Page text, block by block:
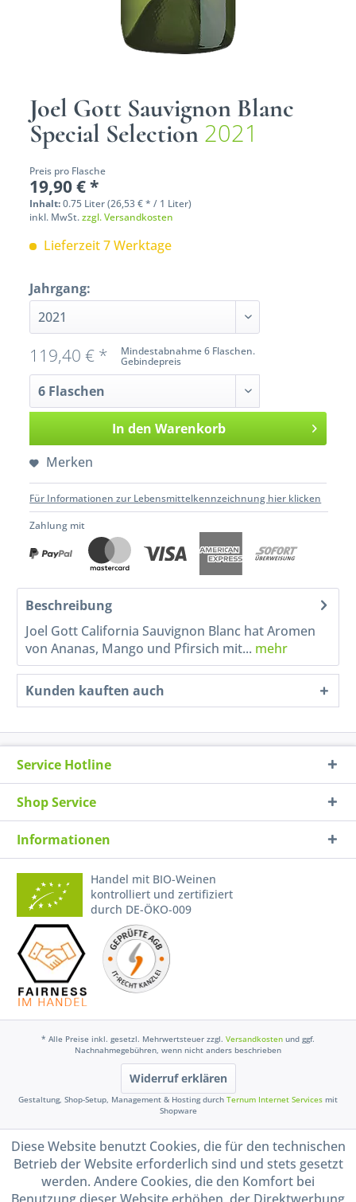
Joel Gott Sauvignon Blanc
Special Selection 2021
Preis pro Flasche
19,90 € *
Inhalt:0.75 Liter (26,53 € * / 1 Liter)
inkl. MwSt.zzgl. Versandkosten
Lieferzeit 7 Werktage
Jahrgang:
Mindestabnahme 6 Flaschen.
Gebindepreis
119,40 € *
In den Warenkorb
Merken
Für Informationen zur Lebensmittelkennzeichnung hier klicken
Zahlung mit
Beschreibung
Joel Gott California Sauvignon Blanc hat Aromen
von Ananas, Mango und Pfirsich mit... mehr
Kunden kauften auch
Service Hotline
Shop Service
Informationen
Handel mit BIO-Weinen
kontrolliert und zertifiziert
durch DE-ÖKO-009
* Alle Preise inkl. gesetzl. Mehrwertsteuer zzgl. Versandkosten und ggf.
Nachnahmegebühren, wenn nicht anders beschrieben
Widerruf erklären
Gestaltung, Shop-Setup, Management & Hosting durch Ternum Internet Services mit
Shopware
Diese Website benutzt Cookies, die für den technischen
Betrieb der Website erforderlich sind und stets gesetzt
werden. Andere Cookies, die den Komfort bei